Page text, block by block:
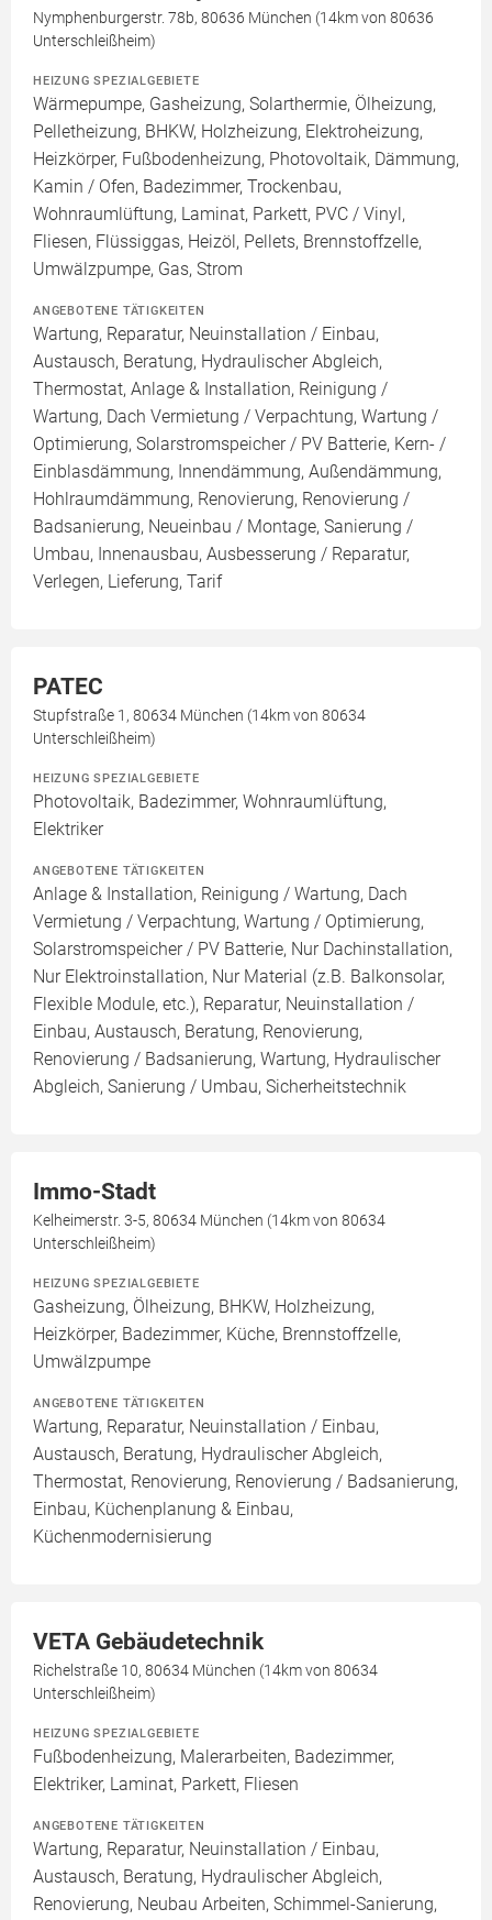
Nymphenburgerstr. 78b, 80636 München (14km von 80636
Unterschleißheim)
HEIZUNG SPEZIALGEBIETE
Wärmepumpe, Gasheizung, Solarthermie, Ölheizung,
Pelletheizung, BHKW, Holzheizung, Elektroheizung,
Heizkörper, Fußbodenheizung, Photovoltaik, Dämmung,
Kamin / Ofen, Badezimmer, Trockenbau,
Wohnraumlüftung, Laminat, Parkett, PVC / Vinyl,
Fliesen, Flüssiggas, Heizöl, Pellets, Brennstoffzelle,
Umwälzpumpe, Gas, Strom
ANGEBOTENE TÄTIGKEITEN
Wartung, Reparatur, Neuinstallation / Einbau,
Austausch, Beratung, Hydraulischer Abgleich,
Thermostat, Anlage & Installation, Reinigung /
Wartung, Dach Vermietung / Verpachtung, Wartung /
Optimierung, Solarstromspeicher / PV Batterie, Kern- /
Einblasdämmung, Innendämmung, Außendämmung,
Hohlraumdämmung, Renovierung, Renovierung /
Badsanierung, Neueinbau / Montage, Sanierung /
Umbau, Innenausbau, Ausbesserung / Reparatur,
Verlegen, Lieferung, Tarif
PATEC
Stupfstraße 1, 80634 München (14km von 80634
Unterschleißheim)
HEIZUNG SPEZIALGEBIETE
Photovoltaik, Badezimmer, Wohnraumlüftung,
Elektriker
ANGEBOTENE TÄTIGKEITEN
Anlage & Installation, Reinigung / Wartung, Dach
Vermietung / Verpachtung, Wartung / Optimierung,
Solarstromspeicher / PV Batterie, Nur Dachinstallation,
Nur Elektroinstallation, Nur Material (z.B. Balkonsolar,
Flexible Module, etc.), Reparatur, Neuinstallation /
Einbau, Austausch, Beratung, Renovierung,
Renovierung / Badsanierung, Wartung, Hydraulischer
Abgleich, Sanierung / Umbau, Sicherheitstechnik
Immo-Stadt
Kelheimerstr. 3-5, 80634 München (14km von 80634
Unterschleißheim)
HEIZUNG SPEZIALGEBIETE
Gasheizung, Ölheizung, BHKW, Holzheizung,
Heizkörper, Badezimmer, Küche, Brennstoffzelle,
Umwälzpumpe
ANGEBOTENE TÄTIGKEITEN
Wartung, Reparatur, Neuinstallation / Einbau,
Austausch, Beratung, Hydraulischer Abgleich,
Thermostat, Renovierung, Renovierung / Badsanierung,
Einbau, Küchenplanung & Einbau,
Küchenmodernisierung
VETA Gebäudetechnik
Richelstraße 10, 80634 München (14km von 80634
Unterschleißheim)
HEIZUNG SPEZIALGEBIETE
Fußbodenheizung, Malerarbeiten, Badezimmer,
Elektriker, Laminat, Parkett, Fliesen
ANGEBOTENE TÄTIGKEITEN
Wartung, Reparatur, Neuinstallation / Einbau,
Austausch, Beratung, Hydraulischer Abgleich,
Renovierung, Neubau Arbeiten, Schimmel-Sanierung,